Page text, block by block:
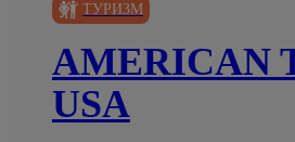
ТУРИЗМ
AMERICAN
USA